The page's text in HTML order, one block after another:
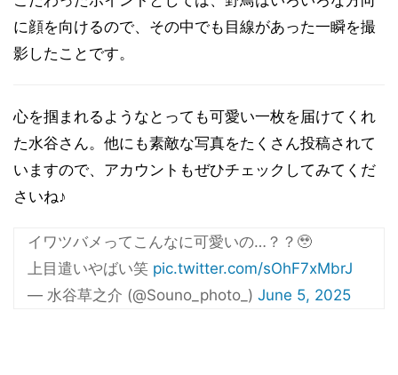
に顔を向けるので、その中でも目線があった一瞬を撮
影したことです。
心を掴まれるようなとっても可愛い一枚を届けてくれ
た水谷さん。他にも素敵な写真をたくさん投稿されて
いますので、アカウントもぜひチェックしてみてくだ
さいね♪
イワツバメってこんなに可愛いの…？？🥹
上目遣いやばい笑 pic.twitter.com/sOhF7xMbrJ
— 水谷草之介 (@Souno_photo_) June 5, 2025